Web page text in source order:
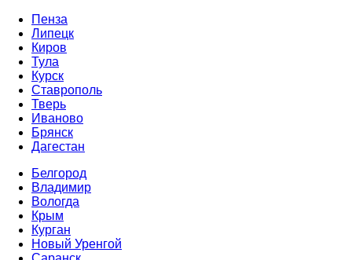
Пенза
Липецк
Киров
Тула
Курск
Ставрополь
Тверь
Иваново
Брянск
Дагестан
Белгород
Владимир
Вологда
Крым
Курган
Новый Уренгой